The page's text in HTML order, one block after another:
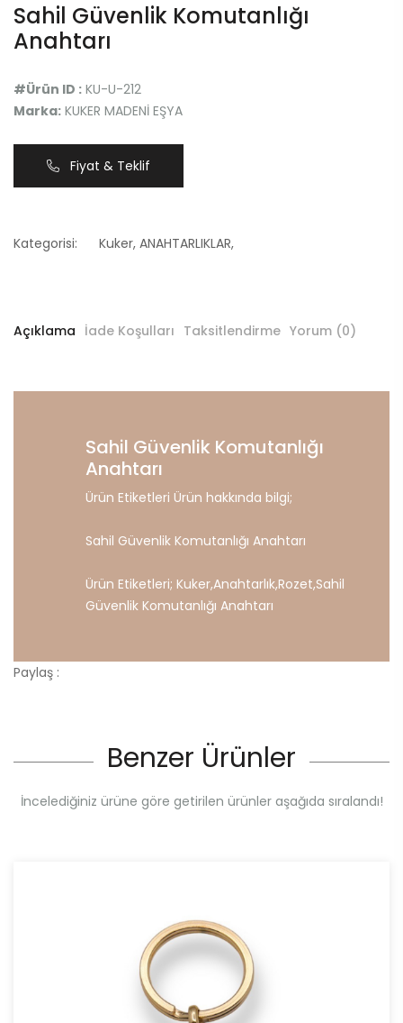
Sahil Güvenlik Komutanlığı
Anahtarı
#Ürün ID : KU-U-212
Marka: KUKER MADENİ EŞYA
Fiyat & Teklif
Kategorisi: Kuker, ANAHTARLIKLAR,
Açıklama İade Koşulları Taksitlendirme Yorum (0)
Sahil Güvenlik Komutanlığı
Anahtarı
Ürün Etiketleri Ürün hakkında bilgi;
Sahil Güvenlik Komutanlığı Anahtarı
Ürün Etiketleri; Kuker,Anahtarlık,Rozet,Sahil
Güvenlik Komutanlığı Anahtarı
Paylaş :
Benzer Ürünler
İncelediğiniz ürüne göre getirilen ürünler aşağıda sıralandı!